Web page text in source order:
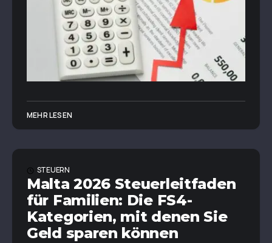
MEHR LESEN
STEUERN
Malta 2026 Steuerleitfaden
für Familien: Die FS4-
Kategorien, mit denen Sie
Geld sparen können